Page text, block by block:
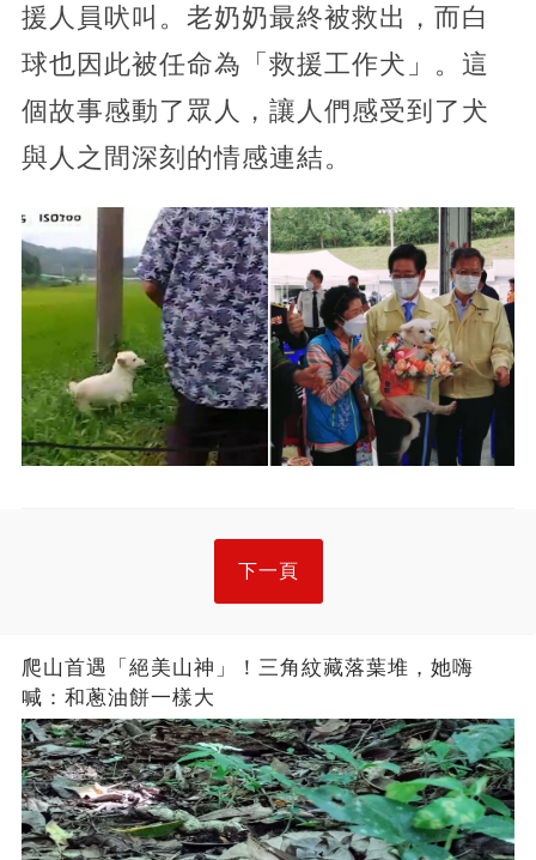
援人員吠叫。老奶奶最終被救出，而白
球也因此被任命為「救援工作犬」。這
個故事感動了眾人，讓人們感受到了犬
與人之間深刻的情感連結。
下一頁
爬山首遇「絕美山神」！三角紋藏落葉堆，她嗨
喊：和蔥油餅一樣大